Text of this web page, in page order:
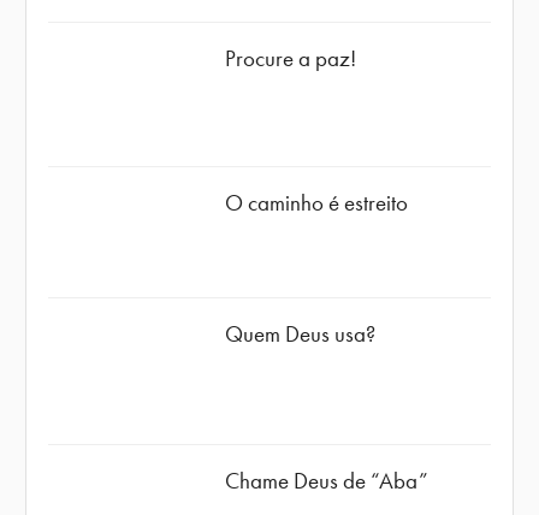
Procure a paz!
O caminho é estreito
Quem Deus usa?
Chame Deus de “Aba”